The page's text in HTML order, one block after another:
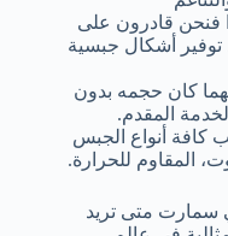
فنحن قادرون على
توفير أشكال جبسية
كان حجمه بدون
المقدم.
كافة أنواع الجبس
المقاوم للحرارة.
سمارت متى تريد